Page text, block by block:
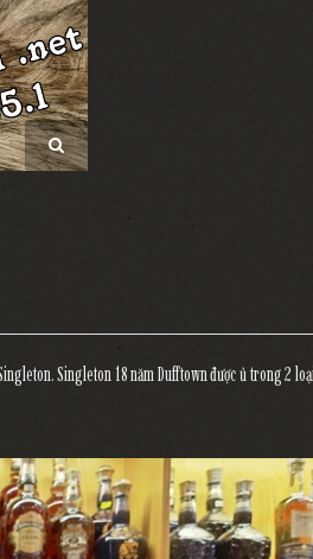
Singleton 18 năm Dufftown được ủ trong 2